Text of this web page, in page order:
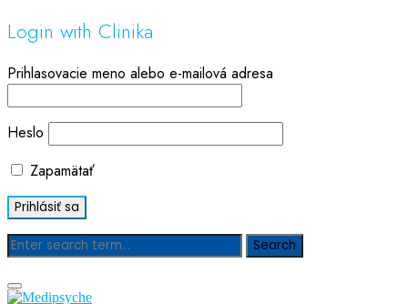
Login with Clinika
Prihlasovacie meno alebo e-mailová adresa
Heslo
Zapamätať
Blog